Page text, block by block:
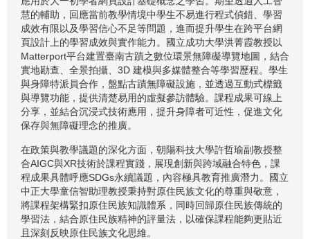
慧的輔助，回應當前教學情境中學生不易進行程式偵錯、學習
成效有限以及學習信心不足等問題，進而提升學生在跨平台網
頁設計上的學習成效與實作能力。國立成功大學洪菁霞教授以
Matterport平台建置臺南古蹟之數位環景無障礙導覽地圖，結合
實地勘查、全景拍攝、3D 建模與多媒體整合等學習歷程。學生
與身障特派員合作，盤點古蹟無障礙設施，並透過互動式標籤
與導覽功能，提供清楚易用的虛擬參訪體驗。課程成果可線上
分享，並結合沉浸式技術應用，提升身障者可近性，促進文化
保存與無障礙理念的推廣。
在政策與教學議題的深化方面，朝陽科技大學許哲瑜副教授整
合AIGC與XR技術於課程實踐，展現創新與跨域融合特色，課
程成果具體呼應SDGs永續議題，內容極具教育推廣潛力。國立
中正大學童信智助理教授秉持對原住民族文化的尊重與敬意，
將課程架構緊扣原住民族知識體系，同時回歸原住民族傳統的
學習法，結合原住民族精神的評量法，以確保課程能夠更貼近
且深刻反映原住民族文化思維。